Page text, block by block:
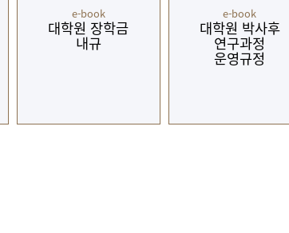
e-book
대학원 장학금
내규
e-book
대학원 박사후
연구과정
운영규정